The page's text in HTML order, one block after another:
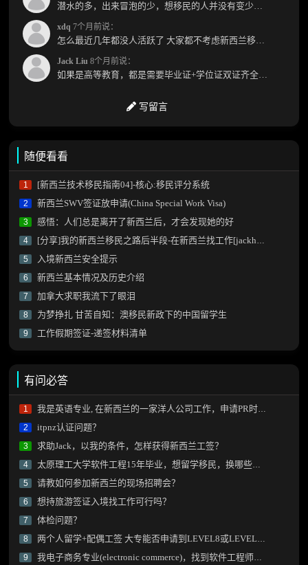
潜水的多，出来冒泡的少，想移民的人并没有变少，但现实因素影响了大家的热情度，政策原因...
xdq 7个月前说：
怎么最近几年都没人活跃了 大家都不考虑新西兰移民了嘛？ 没什么人评论，也没什么新的消息...
Jack Liu 8个月前说：
如果是高等教育，都是需要毕业证+学位证双证齐全才能免NZQA认证，单证都需要额外认证，获得...
写留言
随便看看
1 [新西兰技术移民指南04]-核心:移民评分系统
2 新西兰SWV签证放申请(China Special Work Visa)
3 感悟：人们总是离开了新西兰后，才会发现她的好
4 [分享]我的新西兰移民之路后半段-在新西兰找工作[jackhow]
5 入境新西兰安全提示
6 新西兰基本情况及历史介绍
7 加拿大求职我流下了眼泪
8 为梦挣扎 甘苦自知：澳移民新政下的中国留学生
9 工作假期签证-递签材料清单
有问必答
1 我是英语专业, 在新西兰的一家洋人公司工作，申请PR时该如何写工作内容？
2 itpnz认证问题？
3 求助Jack，以我的条件，怎样获得新西兰工签？
4 太原理工大学软件工程15年毕业，想留学移民，换哪些专业比较好呢？
5 请教如何参加新西兰的现场招聘会？
6 想持旅游签证入境找工作可行吗？
7 体检问题？
8 两个人留学+配偶工签 大专能否申请到LEVEL8或LEVEL9的课程？
9 我电子商务专业(electronic commerce)，找到软件工程师工作后技能加分项会有阻碍不？